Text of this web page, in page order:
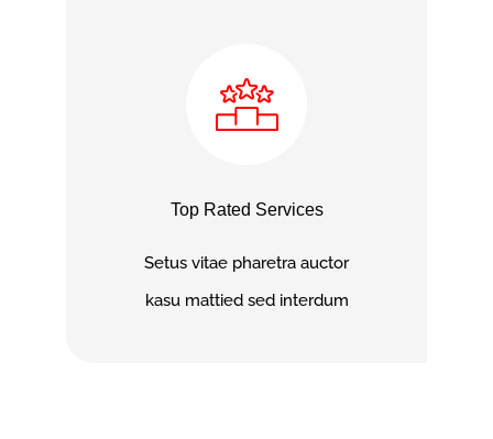
Top Rated Services
Setus vitae pharetra auctor
kasu mattied sed interdum